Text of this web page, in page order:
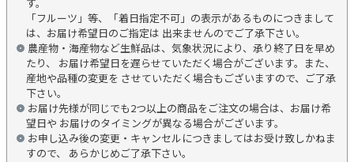
す。
「フルーツ」等、「着日指定不可」の表示があるものにつきまして
は、お届け希望日のご指定は 出来ませんのでご了承下さい。
農産物・海産物など生鮮品は、気象状況により、承り終了日を早め
たり、 お届け希望日を遅らせていただく場合がございます。また、
産地や品種の変更を させていただく場合もございますので、ご了承
下さい。
お届け先様が同じでも2つ以上の商品をご注文の場合は、お届け希
望日や お届けのタイミングが異なる場合がございます。
お申し込み後の変更・キャンセルにつきましてはお受け致しかねま
すので、 あらかじめご了承下さい。